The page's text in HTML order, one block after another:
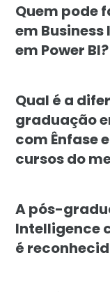
Quem pode
em
em Power BI?
Qual é a
graduação
com Ênfase
cursos do
A pós-
Intelligence
é